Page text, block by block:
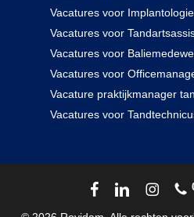
Vacatures voor
Vacatures voor
Vacatures voor
Vacatures voor
Vacature praktijkmanager
Vacatures voor